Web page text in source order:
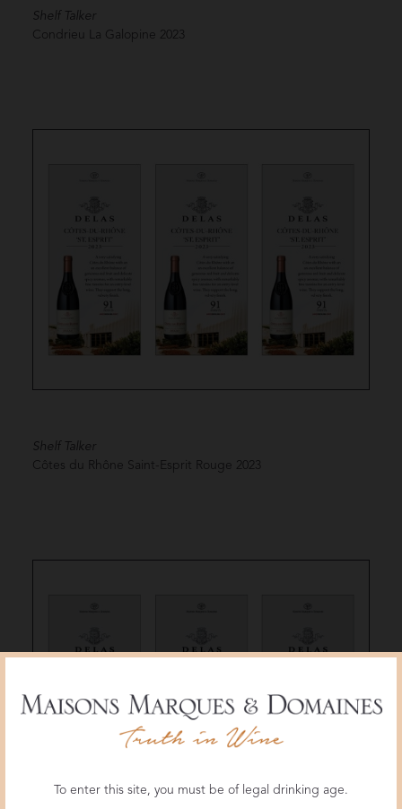
Shelf Talker
Condrieu La Galopine 2023
Shelf Talker
Côtes du Rhône Saint-Esprit Rouge 2023
To enter this site, you must be of legal drinking age.